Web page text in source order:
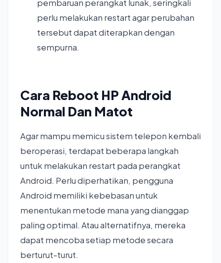
pembaruan perangkat lunak, seringkali
perlu melakukan restart agar perubahan
tersebut dapat diterapkan dengan
sempurna.
Cara Reboot HP Android
Normal Dan Matot
Agar mampu memicu sistem telepon kembali
beroperasi, terdapat beberapa langkah
untuk melakukan restart pada perangkat
Android. Perlu diperhatikan, pengguna
Android memiliki kebebasan untuk
menentukan metode mana yang dianggap
paling optimal. Atau alternatifnya, mereka
dapat mencoba setiap metode secara
berturut-turut.